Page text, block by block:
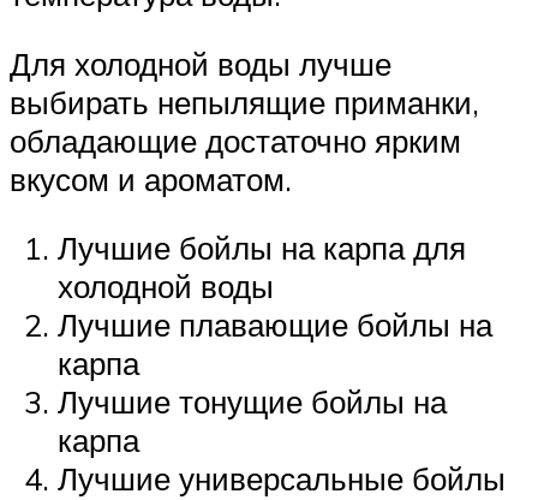
Для холодной воды лучше
выбирать непылящие приманки,
обладающие достаточно ярким
вкусом и ароматом.
Лучшие бойлы на карпа для
холодной воды
Лучшие плавающие бойлы на
карпа
Лучшие тонущие бойлы на
карпа
Лучшие универсальные бойлы